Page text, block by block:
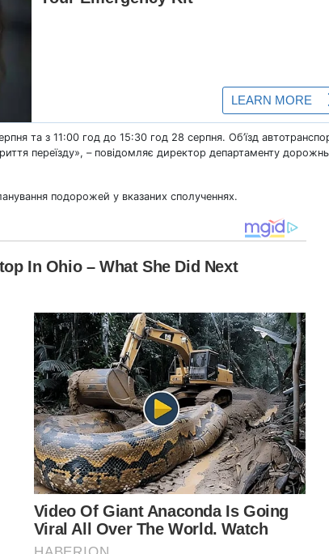
та з 11:00 год до 15:30 год 28 серпня. Об’їзд
переїзду», – повідомляє директор департаменту
подорожей у вказаних сполученнях.